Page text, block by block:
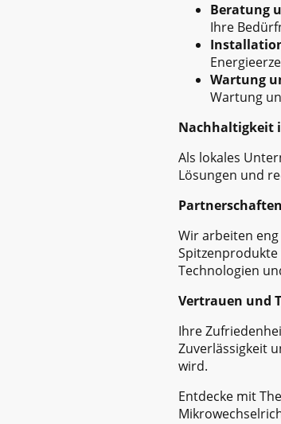
Beratung
Ihre
Wartung
Wartung
Nachhaltigkeit
Als lokales
Lösungen und
Wir arbeiten
Technologien
Vertrauen und
Ihre
Zuverlässigkeit
wird.
Entdecke mit